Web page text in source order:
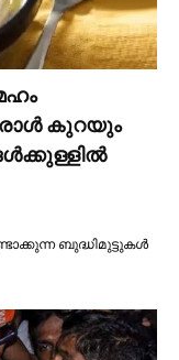
കുറയും
ബുദ്ധിമുട്ടുകള്‍